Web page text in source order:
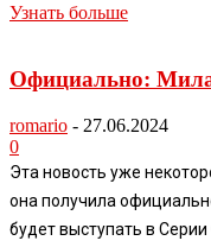
Узнать больше
Официально:
romario - 27.06.2024
0
Эта новость уже
она получила
будет выступать в